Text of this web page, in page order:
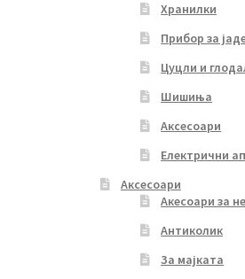
Хранилки
Прибор за
Цуцли и
Шишиња
Аксесоари
Електрични
Аксесоари
Акесоари за
Антиколик
За мајката